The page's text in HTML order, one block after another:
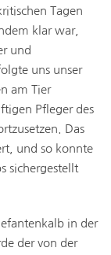
Tagen
klar war,
und
uns unser
am Tier
Pfleger des
Das
und so konnte
sichergestellt
in der
der von der